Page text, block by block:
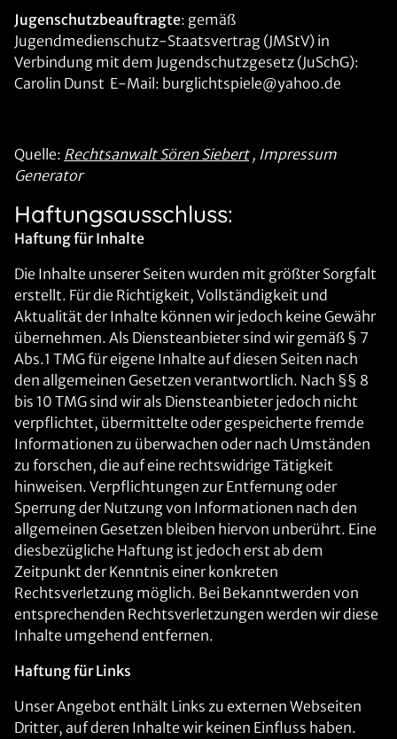
Jugenschutzbeauftragte: gemäß
Jugendmedienschutz-Staatsvertrag (JMStV) in
Verbindung mit dem Jugendschutzgesetz (JuSchG):
Carolin Dunst E-Mail: burglichtspiele@yahoo.de
Quelle: Rechtsanwalt Sören Siebert, Impressum
Generator
Haftungsausschluss:
Haftung für Inhalte
Die Inhalte unserer Seiten wurden mit größter Sorgfalt
erstellt. Für die Richtigkeit, Vollständigkeit und
Aktualität der Inhalte können wir jedoch keine Gewähr
übernehmen. Als Diensteanbieter sind wir gemäß § 7
Abs.1 TMG für eigene Inhalte auf diesen Seiten nach
den allgemeinen Gesetzen verantwortlich. Nach §§ 8
bis 10 TMG sind wir als Diensteanbieter jedoch nicht
verpflichtet, übermittelte oder gespeicherte fremde
Informationen zu überwachen oder nach Umständen
zu forschen, die auf eine rechtswidrige Tätigkeit
hinweisen. Verpflichtungen zur Entfernung oder
Sperrung der Nutzung von Informationen nach den
allgemeinen Gesetzen bleiben hiervon unberührt. Eine
diesbezügliche Haftung ist jedoch erst ab dem
Zeitpunkt der Kenntnis einer konkreten
Rechtsverletzung möglich. Bei Bekanntwerden von
entsprechenden Rechtsverletzungen werden wir diese
Inhalte umgehend entfernen.
Haftung für Links
Unser Angebot enthält Links zu externen Webseiten
Dritter, auf deren Inhalte wir keinen Einfluss haben.